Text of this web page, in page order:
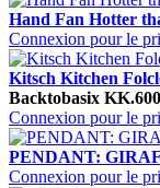
Hand Fan Hotter
Connexion pour le
Kitsch Kitchen
Backtobasix
Connexion pour le
PENDANT:
Connexion pour le